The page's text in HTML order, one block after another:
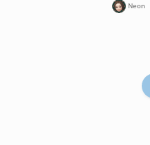
Neon